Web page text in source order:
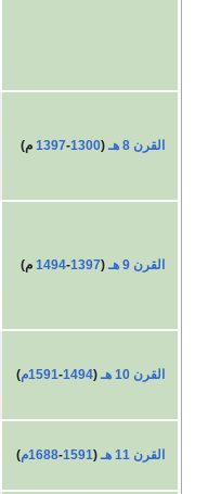
القرن 8 هـ (
1300
-
1397 م)
القرن 9 هـ (
1397
-
1494 م)
القرن 10 هـ (
1494
-1591م )
القرن 11 هـ (
1591
-1688م )